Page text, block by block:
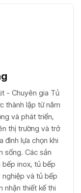
- Chuyên gia Tủ
thành lập từ năm
và phát triển,
thị trường và trở
đình lựa chọn khi
sống. Các sản
inox, tủ bếp
và tủ bếp
nhận thiết kế thi